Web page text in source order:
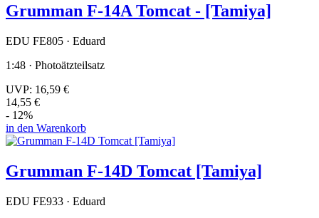
Grumman F-14A Tomcat - [Tamiya]
EDU FE805 · Eduard
1:48 · Photoätzteilsatz
UVP: 16,59 €
14,55 €
- 12%
in den Warenkorb
Grumman F-14D Tomcat [Tamiya]
EDU FE933 · Eduard